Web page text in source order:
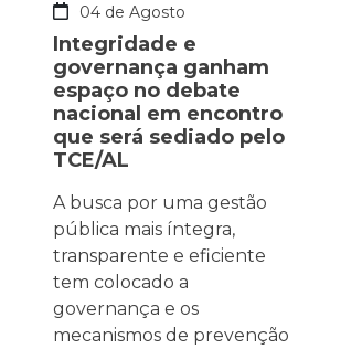
04 de Agosto
Integridade e
governança ganham
espaço no debate
nacional em encontro
que será sediado pelo
TCE/AL
A busca por uma gestão
pública mais íntegra,
transparente e eficiente
tem colocado a
governança e os
mecanismos de prevenção